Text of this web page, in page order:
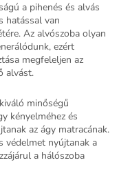
a pihenés és alvás
hatással van
Az alvószoba olyan
ezért
megfeleljen az
alvást.
minőségű
kényelméhez és
az ágy matracának.
védelmet nyújtanak a
a hálószoba